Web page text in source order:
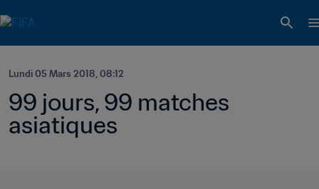
Lundi 05 Mars 2018, 08:12
99 jours, 99 matches
asiatiques